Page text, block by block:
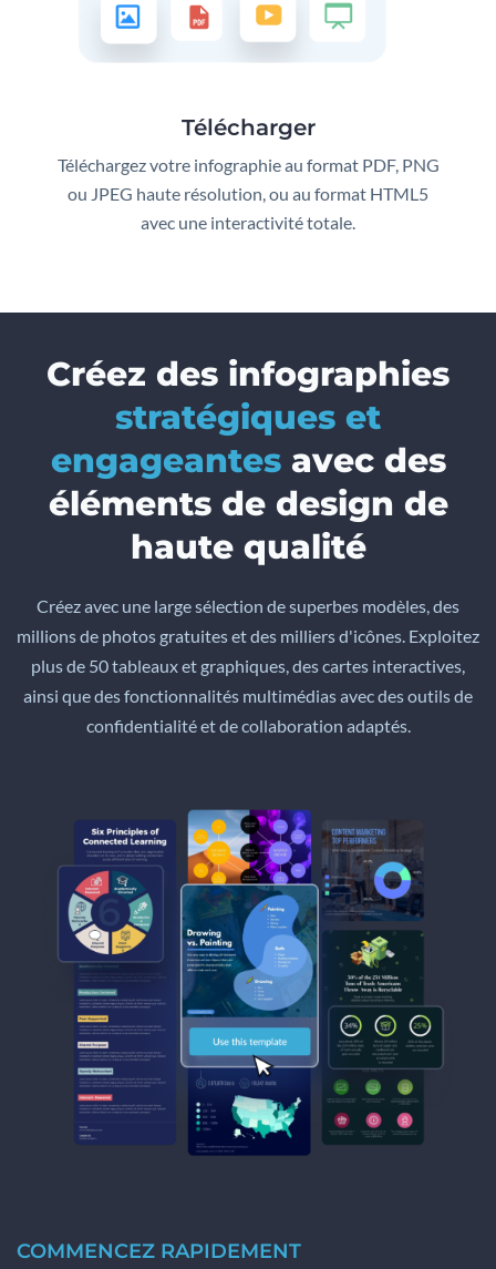
Télécharger
Téléchargez votre infographie au format PDF, PNG
ou JPEG haute résolution, ou au format HTML5
avec une interactivité totale.
Créez des infographies
stratégiques et
engageantes avec des
éléments de design de
haute qualité
Créez avec une large sélection de superbes modèles, des
millions de photos gratuites et des milliers d'icônes. Exploitez
plus de 50 tableaux et graphiques, des cartes interactives,
ainsi que des fonctionnalités multimédias avec des outils de
confidentialité et de collaboration adaptés.
COMMENCEZ RAPIDEMENT